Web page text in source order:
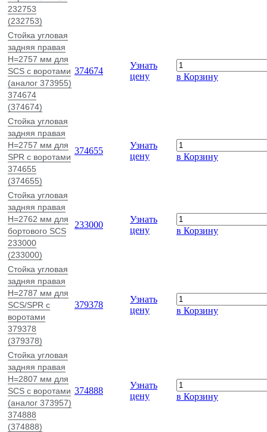
232753
(232753)
Стойка угловая
задняя правая
H=2757 мм для
SCS с воротами
(аналог 373955)
374674
(374674)
374674
Узнать
цену
в Корзину
Стойка угловая
задняя правая
H=2757 мм для
SPR с воротами
374655
(374655)
374655
Узнать
цену
в Корзину
Стойка угловая
задняя правая
H=2762 мм для
бортового SCS
233000
(233000)
233000
Узнать
цену
в Корзину
Стойка угловая
задняя правая
H=2787 мм для
SCS/SPR с
воротами
379378
(379378)
379378
Узнать
цену
в Корзину
Стойка угловая
задняя правая
H=2807 мм для
SCS с воротами
(аналог 373957)
374888
(374888)
374888
Узнать
цену
в Корзину